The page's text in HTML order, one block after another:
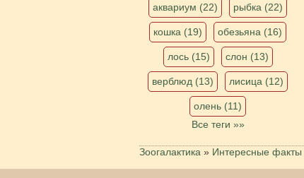
аквариум (22) рыбка (22)
кошка (19) обезьяна (16)
лось (15) слон (13)
верблюд (13) лисица (12)
олень (11)
Все теги »»
Зоогалактика » Интересные факты